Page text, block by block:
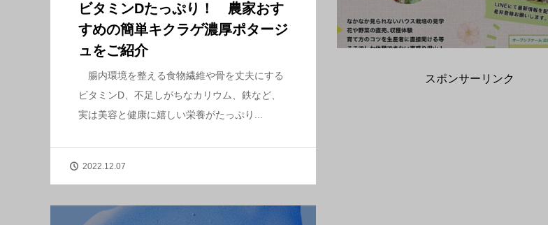
ビタミンDたっぷり！ 農家おす
すめの簡単キクラゲ濃厚ポタージ
ュをご紹介
腸内環境を整える食物繊維や骨を丈夫にする
ビタミンD、不足しがちなカリウム、鉄など、
実は美容と健康に嬉しい栄養がたっぷり...
2022.12.07
スポンサーリンク